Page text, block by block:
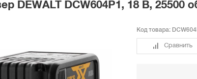
DEWALT DCW604P1, 18 В, 25500
Код товара:
Сравнить